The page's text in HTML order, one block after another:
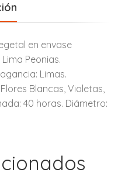
en envase
Peonias.
Limas.
Blancas, Violetas,
40 horas. Diámetro: